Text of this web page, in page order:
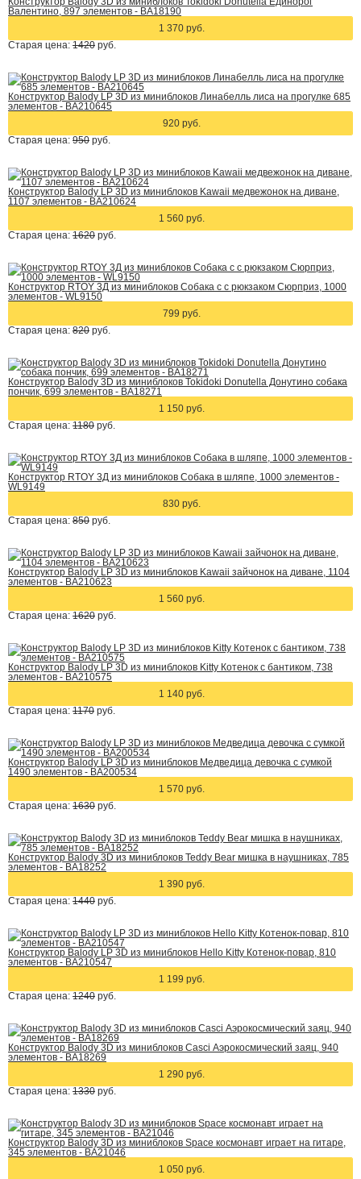
Валентино, 897 элементов - BA18190
1 370 руб.
Старая цена: 1420 руб.
Конструктор Balody LP 3D из миниблоков Линабелль лиса на прогулке 685
элементов - BA210645
920 руб.
Старая цена: 950 руб.
Конструктор Balody LP 3D из миниблоков Kawaii медвежонок на диване,
1107 элементов - BA210624
1 560 руб.
Старая цена: 1620 руб.
Конструктор RTOY 3Д из миниблоков Собака с с рюкзаком Сюрприз, 1000
элементов - WL9150
799 руб.
Старая цена: 820 руб.
Конструктор Balody 3D из миниблоков Tokidoki Donutella Донутино собака
пончик, 699 элементов - BA18271
1 150 руб.
Старая цена: 1180 руб.
Конструктор RTOY 3Д из миниблоков Собака в шляпе, 1000 элементов -
WL9149
830 руб.
Старая цена: 850 руб.
Конструктор Balody LP 3D из миниблоков Kawaii зайчонок на диване, 1104
элементов - BA210623
1 560 руб.
Старая цена: 1620 руб.
Конструктор Balody LP 3D из миниблоков Kitty Котенок с бантиком, 738
элементов - BA210575
1 140 руб.
Старая цена: 1170 руб.
Конструктор Balody LP 3D из миниблоков Медведица девочка с сумкой
1490 элементов - BA200534
1 570 руб.
Старая цена: 1630 руб.
Конструктор Balody 3D из миниблоков Teddy Bear мишка в наушниках, 785
элементов - BA18252
1 390 руб.
Старая цена: 1440 руб.
Конструктор Balody LP 3D из миниблоков Hello Kitty Котенок-повар, 810
элементов - BA210547
1 199 руб.
Старая цена: 1240 руб.
Конструктор Balody 3D из миниблоков Casci Аэрокосмический заяц, 940
элементов - BA18269
1 290 руб.
Старая цена: 1330 руб.
Конструктор Balody 3D из миниблоков Space космонавт играет на гитаре,
345 элементов - BA21046
1 050 руб.